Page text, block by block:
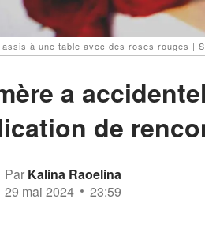
assis à une table avec des roses rouges |
a
de
Par Kalina Raoelina
29 mai 2024
23:59